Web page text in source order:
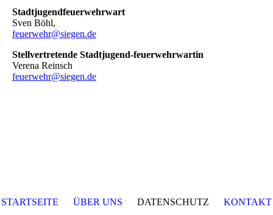
Stadtjugendfeuerwehrwart
Sven Böhl,
feuerwehr@siegen.de
Stellvertretende Stadtjugend-feuerwehrwartin
Verena Reinsch
feuerwehr@siegen.de
STARTSEITE ÜBER UNS DATENSCHUTZ KONTAKT